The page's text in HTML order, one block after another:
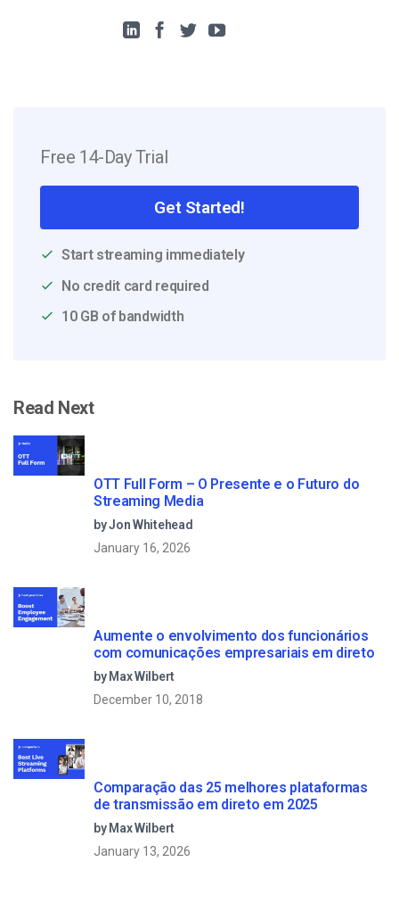
Free 14-Day Trial
Get Started!
Start streaming immediately
No credit card required
10 GB of bandwidth
Read Next
OTT Full Form – O Presente e o Futuro do
Streaming Media
by Jon Whitehead
January 16, 2026
Aumente o envolvimento dos funcionários
com comunicações empresariais em direto
by Max Wilbert
December 10, 2018
Comparação das 25 melhores plataformas
de transmissão em direto em 2025
by Max Wilbert
January 13, 2026